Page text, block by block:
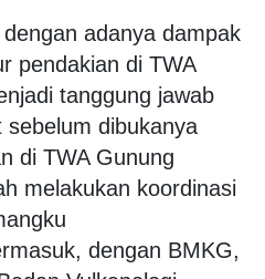
adanya dampak
pendakian di TWA
tanggung jawab
sebelum dibukanya
di TWA Gunung
melakukan koordinasi
dengan BMKG,